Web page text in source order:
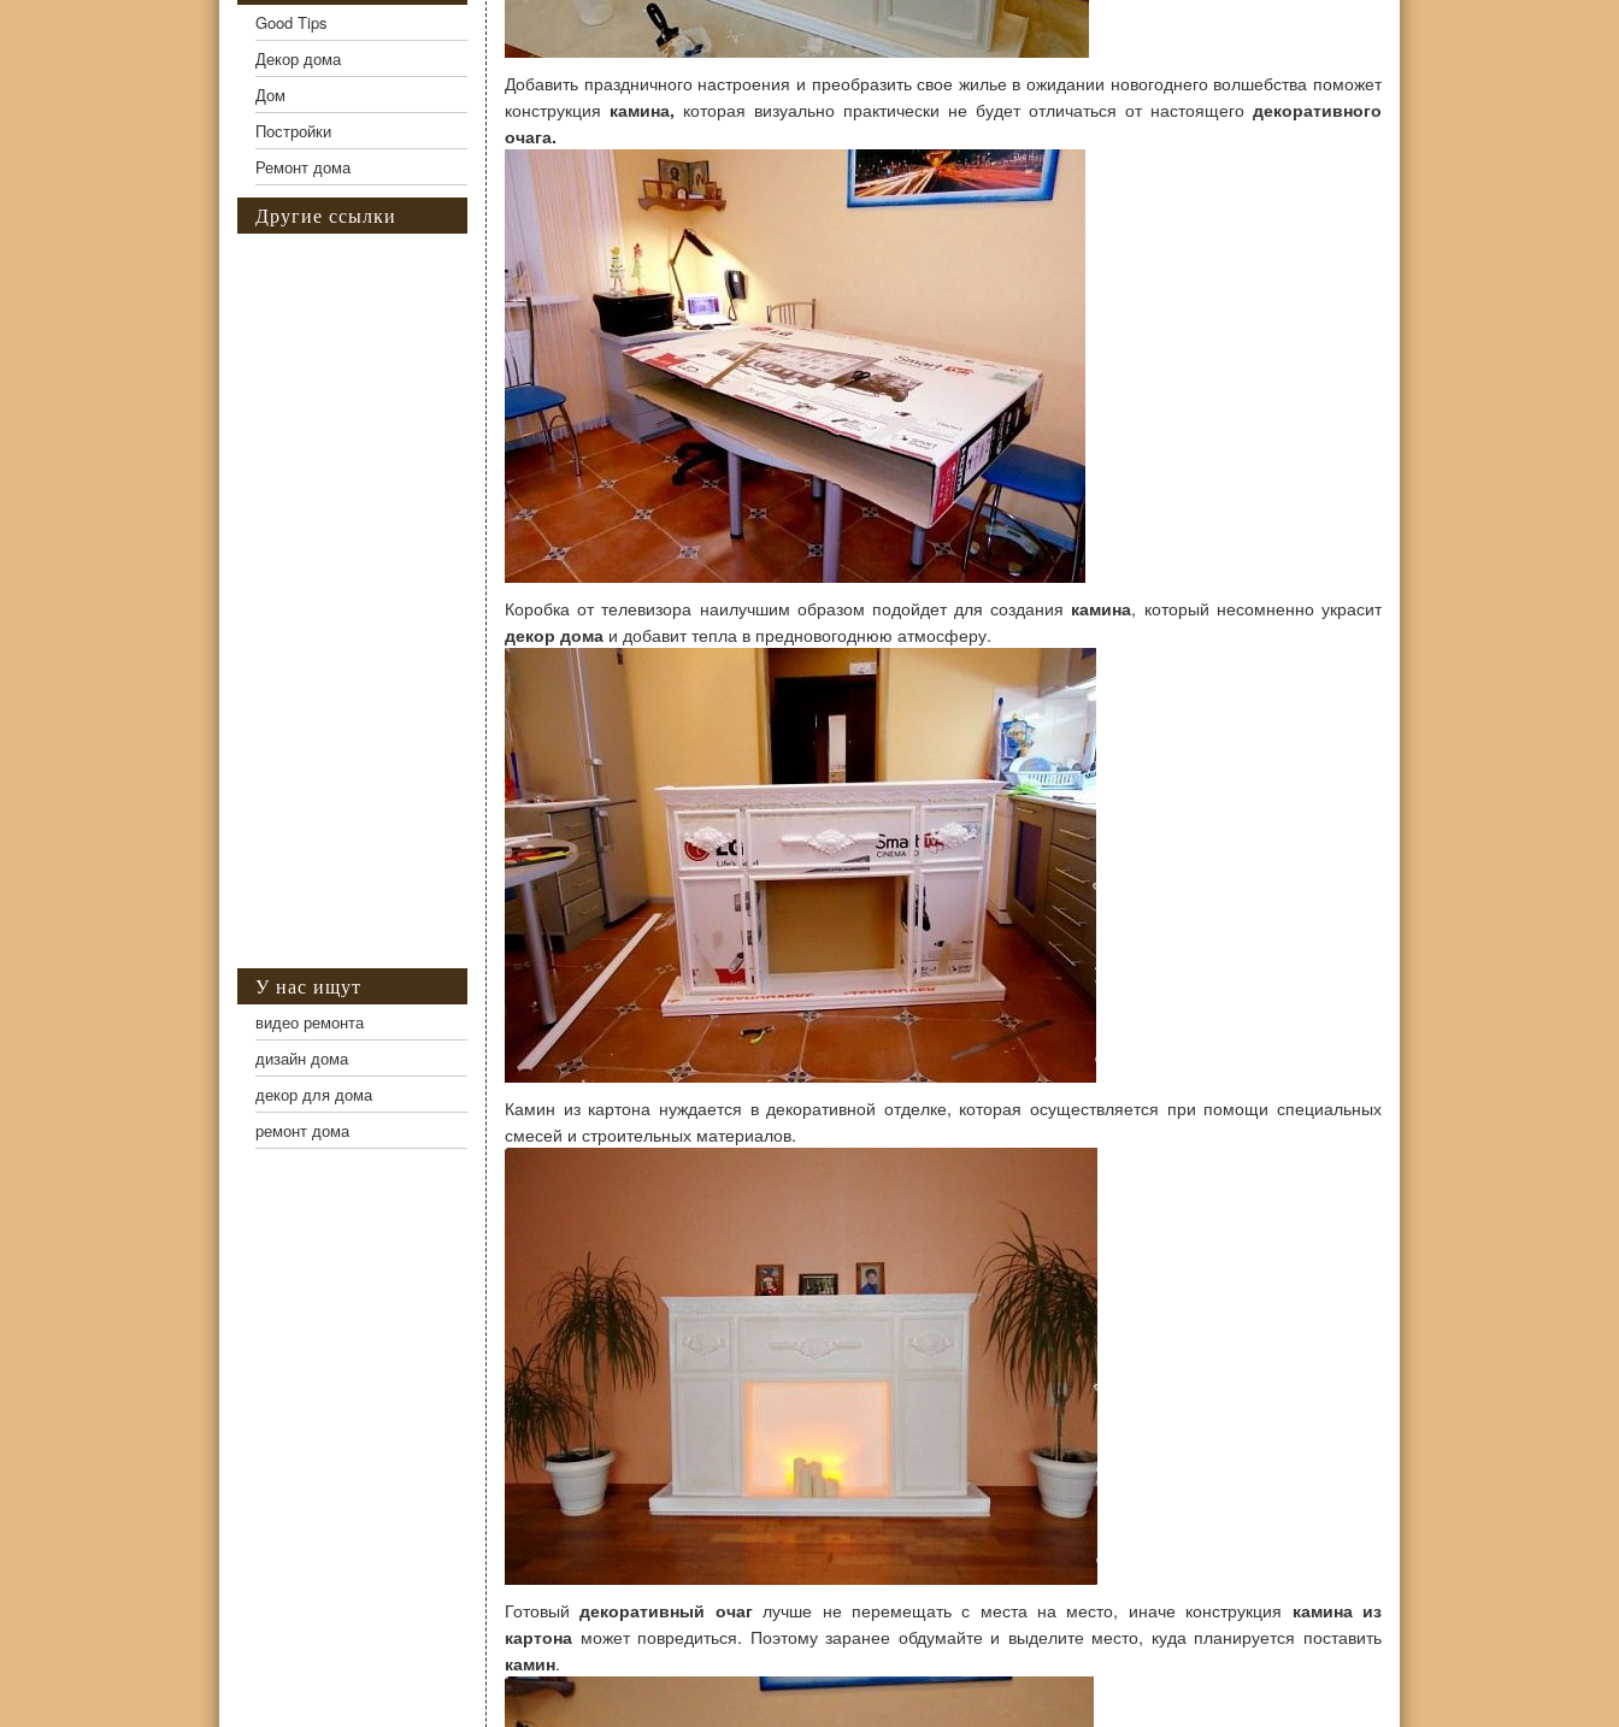
Добавить праздничного настроения и преобразить свое жилье в ожидании новогоднего волшебства поможет
конструкция камина, которая визуально практически не будет отличаться от настоящего декоративного
очага.
Коробка от телевизора наилучшим образом подойдет для создания камина, который несомненно украсит
декор дома и добавит тепла в предновогоднюю атмосферу.
Камин из картона нуждается в декоративной отделке, которая осуществляется при помощи специальных
смесей и строительных материалов.
Готовыйдекоративный очаглучше не перемещать с места на место, иначе конструкция камина из
картона может повредиться. Поэтому заранее обдумайте и выделите место, куда планируется поставить
камин.
Good Tips
Декор дома
Дом
Постройки
Ремонт дома
Другие ссылки
У нас ищут
видео ремонта
дизайн дома
декор для дома
ремонт дома